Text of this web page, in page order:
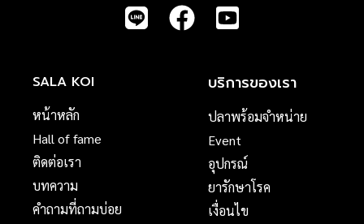
SALA KOI
หน้าหลัก
Hall of fame
ติดต่อเรา
บทความ
คำถามที่ถามบ่อย
บริการของเรา
ปลาพร้อมจำหน่าย
Event
อุปกรณ์
ยารักษาโรค
เงื่อนไข